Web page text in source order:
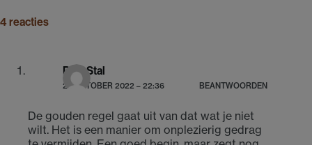
4 reacties
Paul Stal
27 OKTOBER 2022 – 22:36 BEANTWOORDEN
De gouden regel gaat uit van dat wat je niet
wilt. Het is een manier om onplezierig gedrag